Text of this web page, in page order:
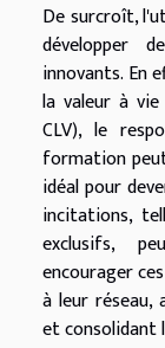
De surcroît,
développer
innovants. En
la valeur à
CLV), le
formation
idéal pour
incitations,
exclusifs,
encourager
à leur réseau,
et consolidant